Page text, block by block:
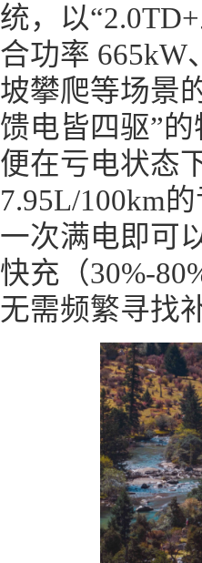
统，以
合功率 665kW
坡攀爬等场景
馈电皆四驱”
便在亏电状态
7.95L/100km
一次满电即可
快充（30%-
无需频繁寻找